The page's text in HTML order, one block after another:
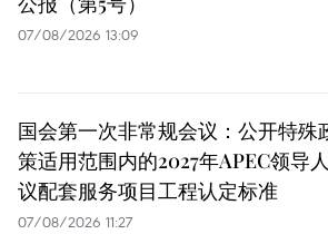
07/08/2026 13:09
国会第一次非常规会议：公开特殊
策适用范围内的2027年APEC领导
议配套服务项目工程认定标准
07/08/2026 11:27